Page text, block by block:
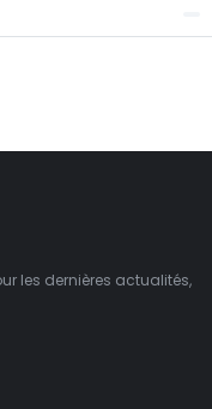
les dernières actualités,